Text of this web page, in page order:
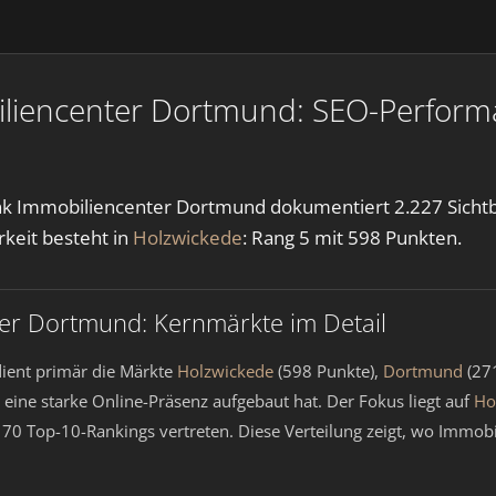
Dortmund: SEO-
Immobiliencenter Dortmund dokumentiert 2.227
besteht in Holzwickede: Rang 5 mit 598 Punkten.
Dortmund: Kernmärkte im Detail
primär die Märkte Holzwickede (598 Punkte), Dortmund
starke Online-Präsenz aufgebaut hat. Der Fokus liegt auf
Top-10-Rankings vertreten. Diese Verteilung zeigt, wo